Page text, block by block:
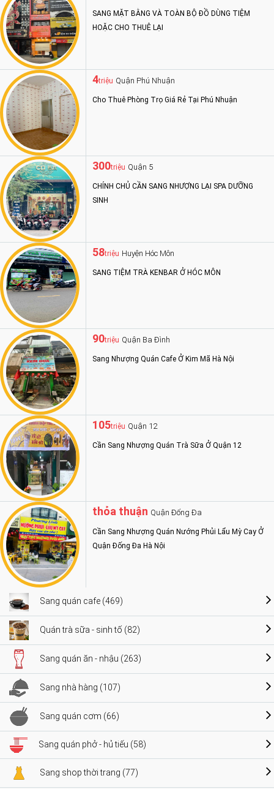
SANG MẶT BẰNG VÀ TOÀN BỘ ĐỒ DÙNG TIỆM
HOẶC CHO THUÊ LẠI
4triệu Quận Phú Nhuận
Cho Thuê Phòng Trọ Giá Rẻ Tại Phú Nhuận
300triệu Quận 5
CHÍNH CHỦ CẦN SANG NHƯỢNG LẠI SPA DƯỠNG
SINH
58triệu Huyện Hóc Môn
SANG TIỆM TRÀ KENBAR Ở HÓC MÔN
90triệu Quận Ba Đình
Sang Nhượng Quán Cafe Ở Kim Mã Hà Nội
105triệu Quận 12
Cần Sang Nhượng Quán Trà Sữa Ở Quận 12
thỏa thuận Quận Đống Đa
Cần Sang Nhượng Quán Nướng Phủi Lẩu Mỳ Cay Ở
Quận Đống Đa Hà Nội
Sang quán cafe (469)
Quán trà sữa - sinh tố (82)
Sang quán ăn - nhậu (263)
Sang nhà hàng (107)
Sang quán cơm (66)
Sang quán phở - hủ tiếu (58)
Sang shop thời trang (77)